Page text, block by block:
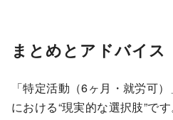
まとめとアドバイス
「特定活動（6ヶ月・就労可
における“現実的な選択肢”です